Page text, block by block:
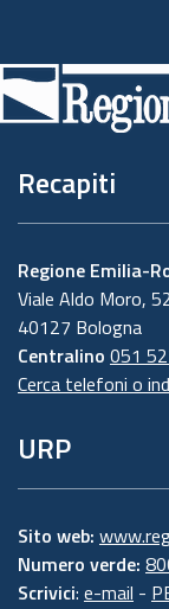
di
pagina
Recapiti
Regione Emilia-
Viale Aldo Moro,
40127 Bologna
Centralino 051
Cerca telefoni o
URP
Sito web:
Numero verde:
Scrivici: e-mail -